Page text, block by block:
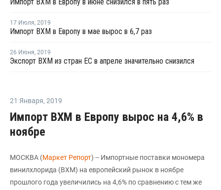
17 Июля, 2019
Импорт ВХМ в Европу в мае вырос в 6,7 раз
26 Июня, 2019
Экспорт ВХМ из стран ЕС в апреле значительно снизился
21 Января, 2019
Импорт ВХМ в Европу вырос на 4,6% в
ноябре
МОСКВА (Маркет Репорт) -- Импортные поставки мономера
винилхлорида (ВХМ) на европейский рынок в ноябре
прошлого года увеличились на 4,6% по сравнению с тем же